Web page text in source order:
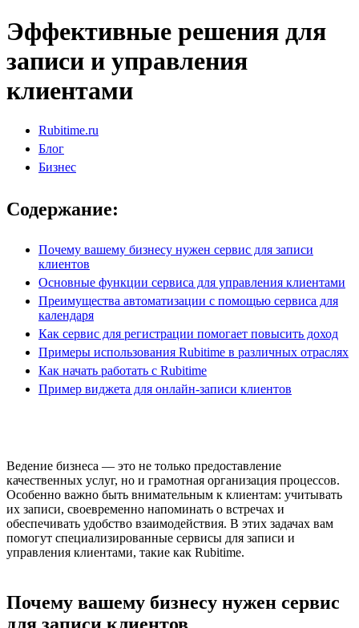
Эффективные решения для
записи и управления
клиентами
Rubitime.ru
Блог
Бизнес
Содержание:
Почему вашему бизнесу нужен сервис для записи
клиентов
Основные функции сервиса для управления клиентами
Преимущества автоматизации с помощью сервиса для
календаря
Как сервис для регистрации помогает повысить доход
Примеры использования Rubitime в различных отраслях
Как начать работать с Rubitime
Пример виджета для онлайн-записи клиентов
Ведение бизнеса — это не только предоставление
качественных услуг, но и грамотная организация процессов.
Особенно важно быть внимательным к клиентам: учитывать
их записи, своевременно напоминать о встречах и
обеспечивать удобство взаимодействия. В этих задачах вам
помогут специализированные сервисы для записи и
управления клиентами, такие как Rubitime.
Почему вашему бизнесу нужен сервис
для записи клиентов